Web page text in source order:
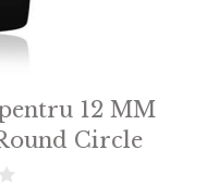
12 MM
Circle